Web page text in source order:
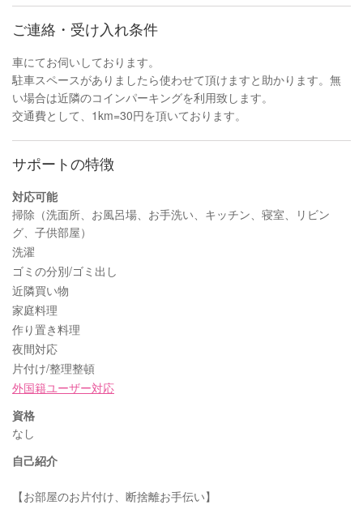
ご連絡・受け入れ条件
車にてお伺いしております。
駐車スペースがありましたら使わせて頂けますと助かります。無
い場合は近隣のコインパーキングを利用致します。
交通費として、1km=30円を頂いております。
サポートの特徴
対応可能
掃除（洗面所、お風呂場、お手洗い、キッチン、寝室、リビン
グ、子供部屋）
洗濯
ゴミの分別/ゴミ出し
近隣買い物
家庭料理
作り置き料理
夜間対応
片付け/整理整頓
外国籍ユーザー対応
資格
なし
自己紹介
【お部屋のお片付け、断捨離お手伝い】